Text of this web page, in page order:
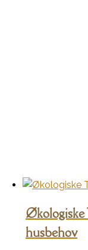
Økologiske
husbehov